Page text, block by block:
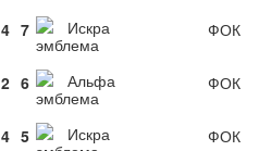
4 7 Искра
ФОК
2 6 Альфа
ФОК
4 5 Искра
ФОК